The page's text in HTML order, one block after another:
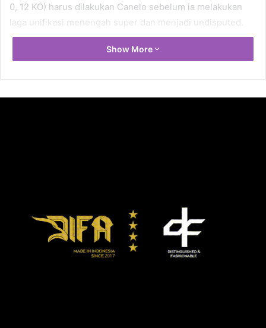
0, 12 KO) harus dilakukan Canelo sebelum ia melakukan
laga unifikasi menengah super dan menjadi undisputed.
Gelar IBF masih digenggam Caleb Plant dan Billy Joe
Canelo terakhir bertarung di Miami pada 5 Desember 2008
pertunjukan besar karena saya tak hanya mewakili
Meksiko, tapi semua bangsa-bangsa Latin.”
“Saya suka segala hal tentang Miami dan bahagia bisa
Show More